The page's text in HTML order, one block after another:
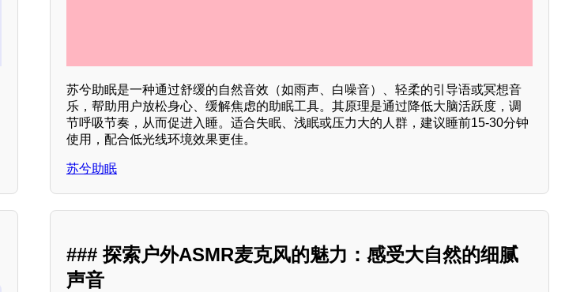
苏兮助眠是一种通过舒缓的自然音效（如雨声、白噪音）、轻柔的引导语或冥想音
乐，帮助用户放松身心、缓解焦虑的助眠工具。其原理是通过降低大脑活跃度，调
节呼吸节奏，从而促进入睡。适合失眠、浅眠或压力大的人群，建议睡前15-30分钟
使用，配合低光线环境效果更佳。
苏兮助眠
### 探索户外ASMR麦克风的魅力：感受大自然的细腻
声音